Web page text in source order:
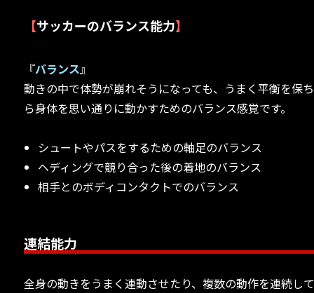
【サッカーのバランス能力】
『バランス』
動きの中で体勢が崩れそうになっても、うまく平衡を保
ら身体を思い通りに動かすためのバランス感覚です。
シュートやパスをするための軸足のバランス
ヘディングで競り合った後の着地のバランス
相手とのボディコンタクトでのバランス
連結能力
全身の動きをうまく連動させたり、複数の動作を連続し